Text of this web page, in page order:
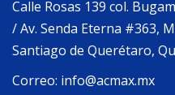
Calle Rosas 139 col.
/ Av. Senda Eterna #363,
Santiago de Querétaro,
Correo: info@acmax.mx